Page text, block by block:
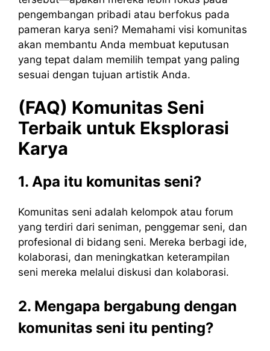
pengembangan pribadi atau berfokus pada
pameran karya seni? Memahami visi komunitas
akan membantu Anda membuat keputusan
yang tepat dalam memilih tempat yang paling
sesuai dengan tujuan artistik Anda.
(FAQ) Komunitas Seni
Terbaik untuk Eksplorasi
Karya
1. Apa itu komunitas seni?
Komunitas seni adalah kelompok atau forum
yang terdiri dari seniman, penggemar seni, dan
profesional di bidang seni. Mereka berbagi ide,
kolaborasi, dan meningkatkan keterampilan
seni mereka melalui diskusi dan kolaborasi.
2. Mengapa bergabung dengan
komunitas seni itu penting?